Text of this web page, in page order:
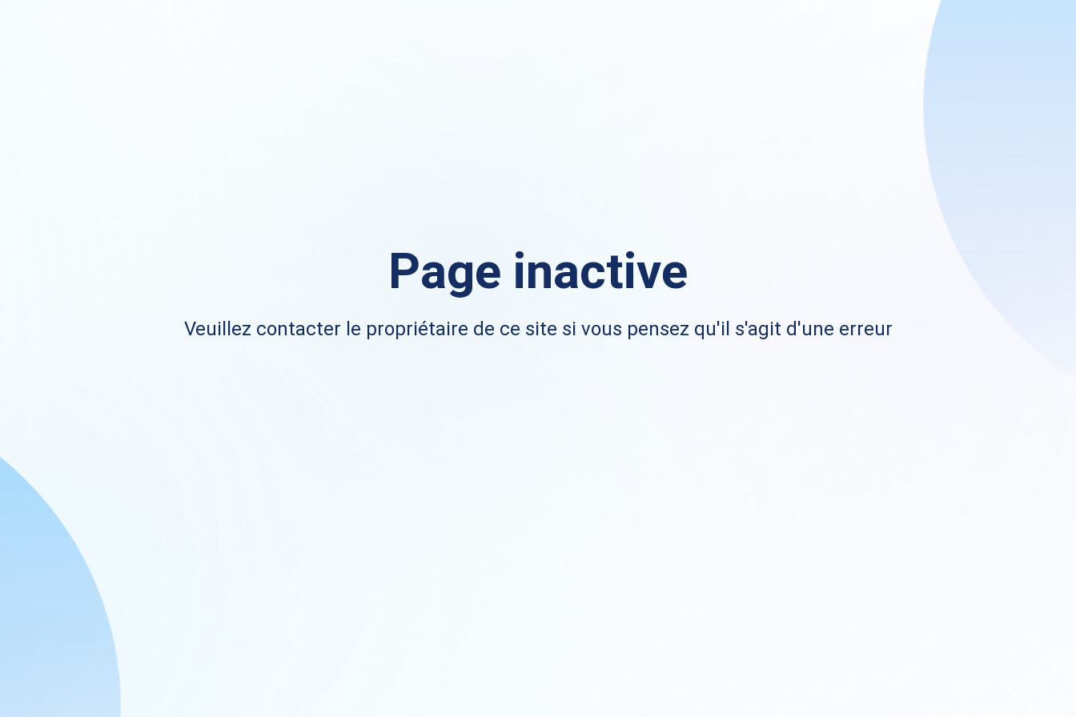
Page inactive
Veuillez contacter le propriétaire de ce site si vous pensez qu'il s'agit d'une erreur